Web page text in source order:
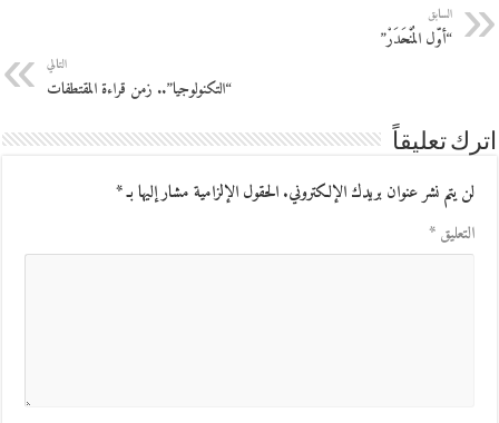
السابق
“أوّل المُنْحَدَرْ”
التالي
“التكنولوجيا”.. زمن قراءة المقتطفات
اترك تعليقاً
لن يتم نشر عنوان بريدك الإلكتروني.الحقول الإلزامية مشار إليها بـ*
التعليق*